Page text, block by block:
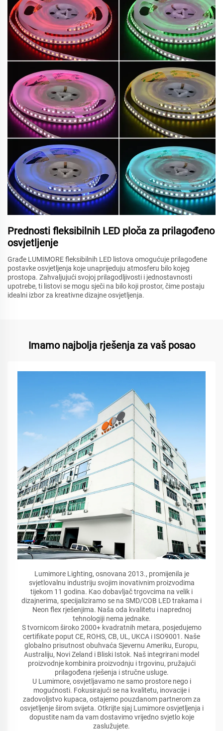
Prednosti fleksibilnih LED ploča za prilagođeno
osvjetljenje
Građe LUMIMORE fleksibilnih LED listova omogućuje prilagođene
postavke osvjetljenja koje unaprijeduju atmosferu bilo kojeg
prostора. Zahvaljujući svojoj prilagodljivosti i jednostavnosti
upotrebe, ti listovi se mogu sječi na bilo koji prostor, čime postaju
idealni izbor za kreativne dizajne osvjetljenja.
Imamo najbolja rješenja za vaš posao
Lumimore Lighting, osnovana 2013., promijenila je
svjetlovalnu industriju svojim inovativnim proizvodima
tijekom 11 godina. Kao dobavljač trgovcima na velik i
dizajnerima, specijaliziramo se na SMD/COB LED trakama i
Neon flex rješenjima. Naša oda kvalitetu i naprednoj
tehnologiji nema jednake.
S tvornicom široko 2000+ kvadratnih metara, posjedujemo
certifikate poput CE, ROHS, CB, UL, UKCA i ISO9001. Naše
globalno prisutnost obuhvaća Sjevernu Ameriku, Europu,
Australiju, Novi Zeland i Bliski Istok. Naš integrirani model
proizvodnje kombinira proizvodnju i trgovinu, pružajući
prilagođena rješenja i stručne usluge.
U Lumimore, osvjetljavamo ne samo prostore nego i
mogućnosti. Fokusirajući se na kvalitetu, inovacije i
zadovoljstvo kupaca, ostajemo pouzdanom partnerom za
osvjetljenje širom svijeta. Otkrijte sjaj Lumimore osvjetljenja i
dopustite nam da vam dostavimo vrijedno svjetlo koje
zaslužujete.